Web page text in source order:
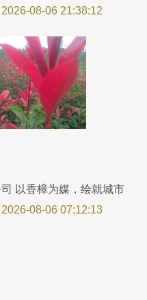
合效果图解析
08-06 21:38:12
以香樟为媒，绘就城市
生态画卷08-06 07:12:13